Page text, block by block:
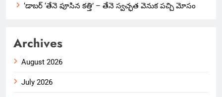
‘డాబర్ ‘తేనె పూసిన కత్తి’ – తేనె స్వచ్ఛత వెనుక పచ్చి మోసం
Archives
August 2026
July 2026